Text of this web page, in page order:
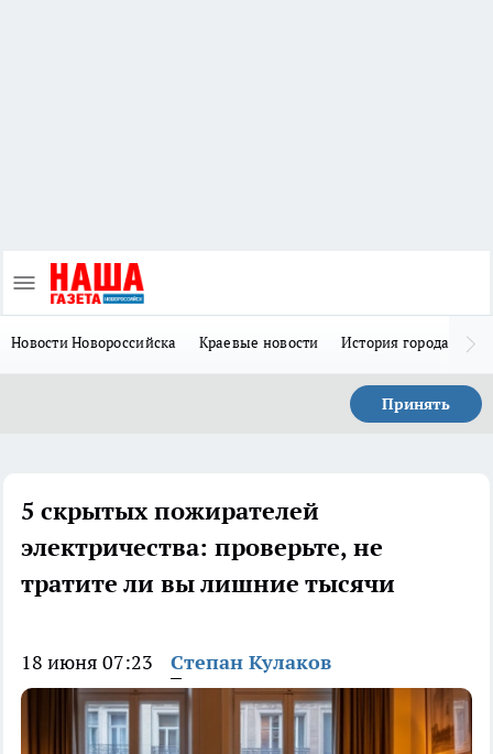
Новости Новороссийска Краевые новости История города Н
Принять
5 скрытых пожирателей
электричества: проверьте, не
тратите ли вы лишние тысячи
18 июня 07:23 Степан Кулаков